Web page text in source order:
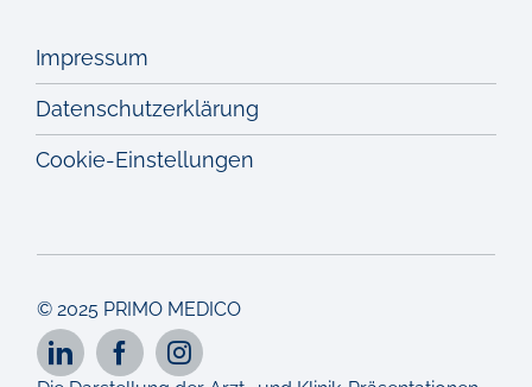
Impressum
Datenschutzerklärung
Cookie-Einstellungen
© 2025 PRIMO MEDICO